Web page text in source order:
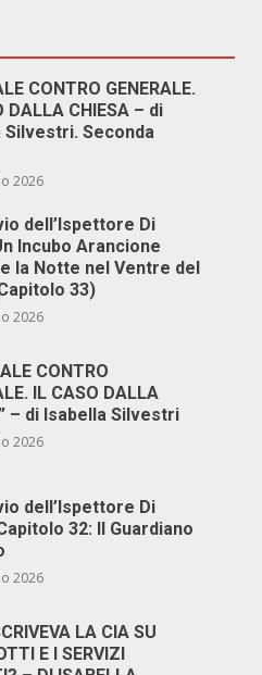
CONTRO GENERALE.
DALLA CHIESA – di
Silvestri. Seconda
2026
dell’Ispettore Di
Incubo Arancione
la Notte nel Ventre del
33)
2026
CONTRO
IL CASO DALLA
– di Isabella Silvestri
2026
dell’Ispettore Di
32: Il Guardiano
2026
LA CIA SU
E I SERVIZI